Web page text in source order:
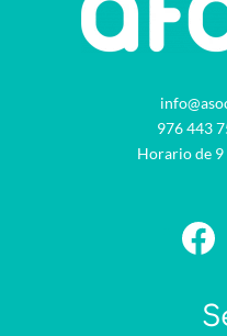
976 443
Horario de 9